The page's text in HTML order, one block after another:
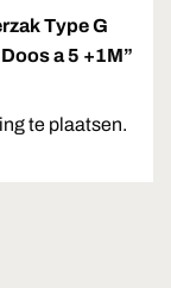
Type G
a 5 +1M”
te plaatsen.